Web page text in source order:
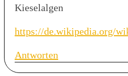
Kieselalgen
https://de.wikipedia.org/
Antworten